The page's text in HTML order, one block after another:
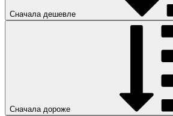
Сначала дешевле
Сначала дороже